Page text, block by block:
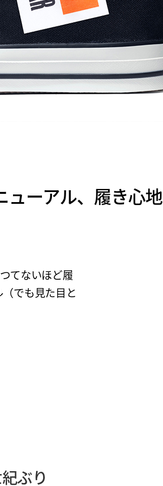
ューアル、履き心地
てないほど履
（でも見た目と
ぶり